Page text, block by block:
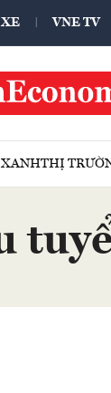
XE VNE TV
THỊ